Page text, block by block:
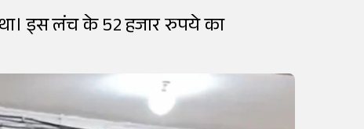
इस लंच के 52 हजार रुपये का